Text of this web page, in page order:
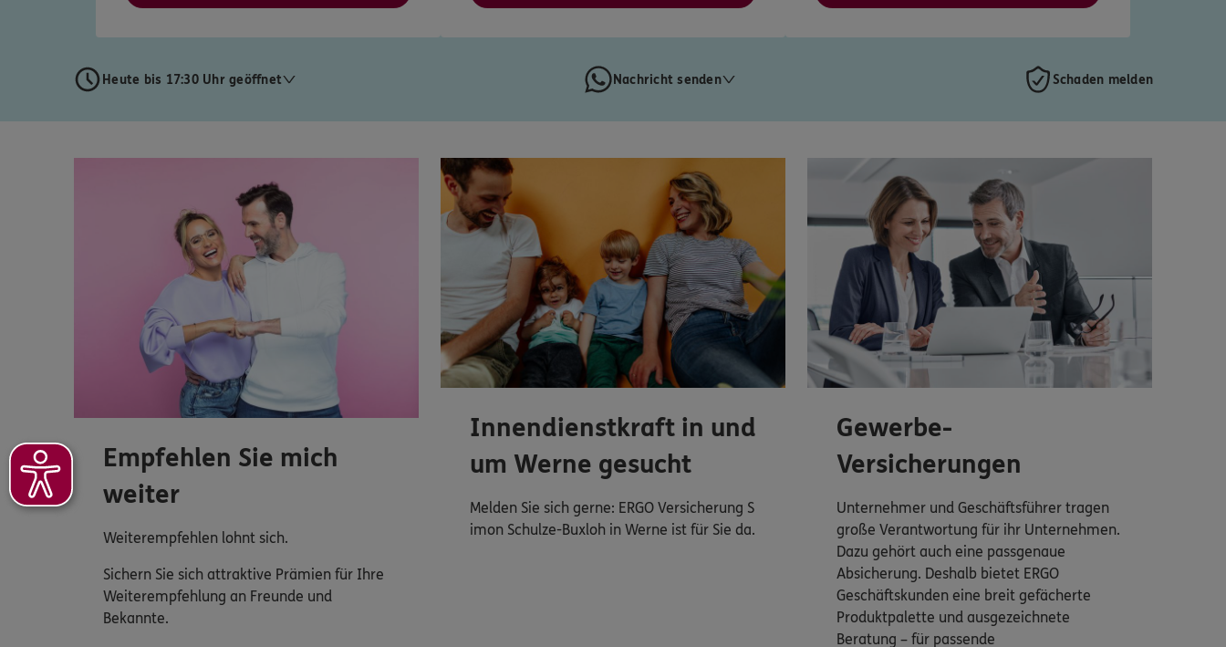
Heute bis 17:30 Uhr geöffnet Nachricht senden Schaden melden
Empfehlen Sie mich
weiter
Weiterempfehlen lohnt sich.
Sichern Sie sich attraktive Prämien für Ihre
Weiterempfehlung an Freunde und
Bekannte.
Innendienstkraft in und
um Werne gesucht
Melden Sie sich gerne: ERGO Versicherung S
imon Schulze-Buxloh in Werne ist für Sie da.
Gewerbe-
Versicherungen
Unternehmer und Geschäftsführer tragen
große Verantwortung für ihr Unternehmen.
Dazu gehört auch eine passgenaue
Absicherung. Deshalb bietet ERGO
Geschäftskunden eine breit gefächerte
Produktpalette und ausgezeichnete
Beratung – für passende